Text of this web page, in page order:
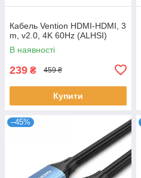
Кабель Vention HDMI-HDMI, 3
m, v2.0, 4K 60Hz (ALHSI)
В наявності
239 ₴ 459 ₴
Купити
–45%